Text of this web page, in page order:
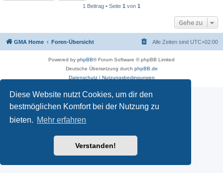
Diese Website nutzt Cookies, um dir den
bestmöglichen Komfort bei der Nutzung zu
bieten. Mehr erfahren
Verstanden!
1 Beitrag • Seite 1 von 1
Gehe zu
GMA Home Foren-Übersicht Alle Zeiten sind UTC+02:00
Powered by phpBB® Forum Software © phpBB Limited
Deutsche Übersetzung durch phpBB.de
Datenschutz| Nutzungsbedingungen